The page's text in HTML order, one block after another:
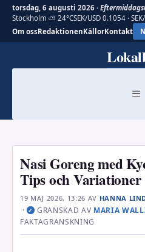
torsdag, 6 augusti 2026 ·
Stockholm ⛅ 24°CSEK/USD 0.1054 ·
Om ossRedaktionenKällorKontakt
Nasi Goreng med
Tips och Variationer
19 MAJ 2026, 13:26 AV HANNA
· ✓ GRANSKAD AV MARIA
FAKTAGRANSKNING